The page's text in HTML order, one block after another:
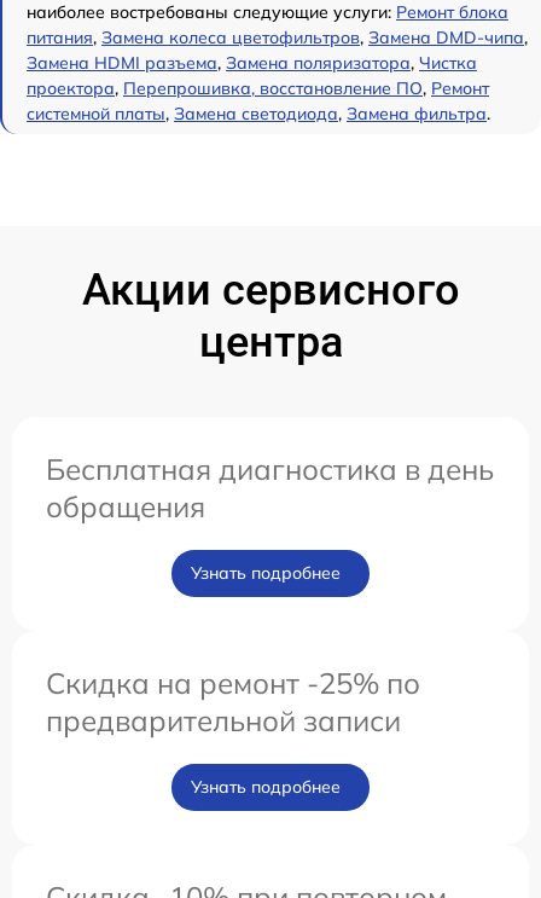
наиболее востребованы следующие услуги: Ремонт блока
питания, Замена колеса цветофильтров, Замена DMD-чипа,
Замена HDMI разъема, Замена поляризатора, Чистка
проектора, Перепрошивка, восстановление ПО, Ремонт
системной платы, Замена светодиода, Замена фильтра.
Акции сервисного
центра
Бесплатная диагностика в день
обращения
Узнать подробнее
Скидка на ремонт -25% по
предварительной записи
Узнать подробнее